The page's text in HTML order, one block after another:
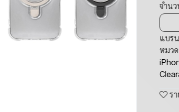
จำน
แบร
หมว
ร